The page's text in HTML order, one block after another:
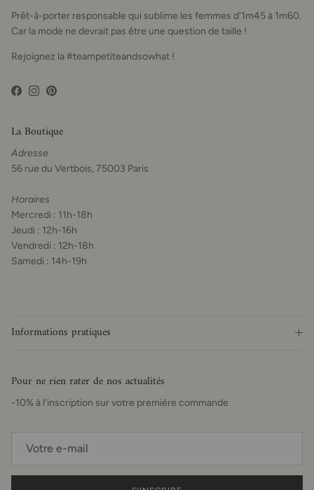
Prêt-à-porter responsable qui sublime les femmes d'1m45 à 1m60.
Car la mode ne devrait pas être une question de taille !
Rejoignez la #teampetiteandsowhat !
Facebook
Instagram
Pinterest
La Boutique
Adresse
56 rue du Vertbois, 75003 Paris
Horaires
Mercredi : 11h-18h
Jeudi : 12h-16h
Vendredi : 12h-18h
Samedi : 14h-19h
Informations pratiques
Pour ne rien rater de nos actualités
-10% à l'inscription sur votre première commande